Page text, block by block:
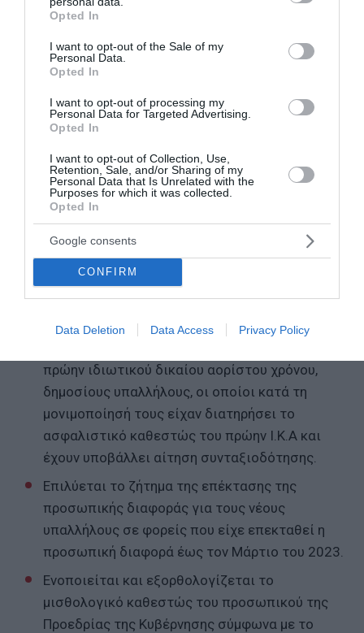
grant or deny consent to Google and its third-party tags to
use your data for below specified purposes in below Google
consent section.
Opted In
I want to opt-out of the Sale of my
Personal Data.
Opted In
I want to opt-out of processing my
Personal Data for Targeted Advertising.
Opted In
I want to opt-out of Collection, Use,
Retention, Sale, and/or Sharing of my
Personal Data that Is Unrelated with the
Purposes for which it was collected.
Opted In
Google consents
CONFIRM
Data Deletion Data Access Privacy Policy
εκπαιδευτικούς, ιατρούς και νοσηλευτές που
περιορισμό σχετικό με εισοδηματικά κριτήρια.
Απαγορεύεται η έκδοση νέων αδειών για
ακίνητα που βρίσκονται στην Α’ Δημοτική
Θεσπίζεται νέο πρόγραμμα «Κατασκευάζω –
Νοικιάζω» (BuildtoRent), το οποίο προβλέπει
φορολογικά κίνητρα για ιδιωτικές επενδύσεις
στον τομέα της κατοικίας.
-Μισθολογικές παρεμβάσεις:
Επιλύεται το ζήτημα του προσδιορισμού του
πρώην ιδιωτικού δικαίου αορίστου χρόνου,
δημοσίους υπαλλήλους, οι οποίοι κατά τη
μονιμοποίησή τους είχαν διατηρήσει το
ασφαλιστικό καθεστώς του πρώην Ι.Κ.Α και
έχουν υποβάλλει αίτηση συνταξιοδότησης.
Επιλύεται το ζήτημα της επέκτασης της
προσωπικής διαφοράς για τους νέους
υπαλλήλους σε φορείς που είχε επεκταθεί η
προσωπική διαφορά έως τον Μάρτιο του 2023.
Ενοποιείται και εξορθολογίζεται το
μισθολογικό καθεστώς του προσωπικού της
Προεδρίας της Κυβέρνησης σύμφωνα με το